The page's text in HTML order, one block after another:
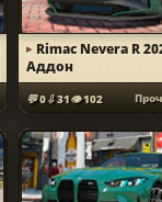
Rimac Nevera R
Аддон
0 31 102